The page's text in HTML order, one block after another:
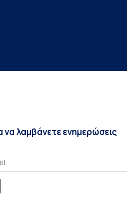
να λαμβάνετε ενημερώσεις